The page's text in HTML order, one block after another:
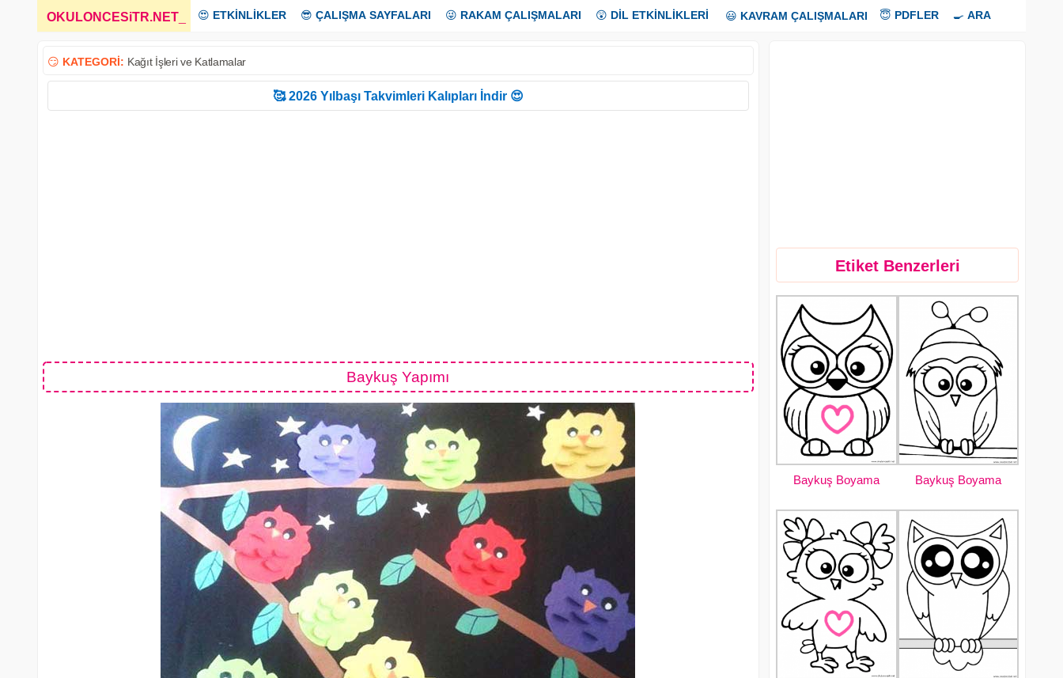
OKULONCESiTR.NET 😍 ETKİNLİKLER 😎 ÇALIŞMA SAYFALARI 😜 RAKAM ÇALIŞMALARI 😲 DİL ETKİNLİKLERİ 😃 KAVRAM ÇALIŞMALARI 😇 PDFLER 🍳 ARA
😏 KATEGORİ: Kağıt İşleri ve Katlamalar
🥰 2026 Yılbaşı Takvimleri Kalıpları İndir 😍
Baykuş Yapımı
Etiket Benzerleri
Baykuş Boyama Baykuş Boyama